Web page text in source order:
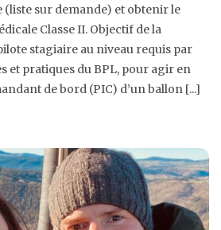
sur demande) et obtenir le
Classe II. Objectif de la
stagiaire au niveau requis par
et pratiques du BPL, pour agir en
de bord (PIC) d’un ballon [...]